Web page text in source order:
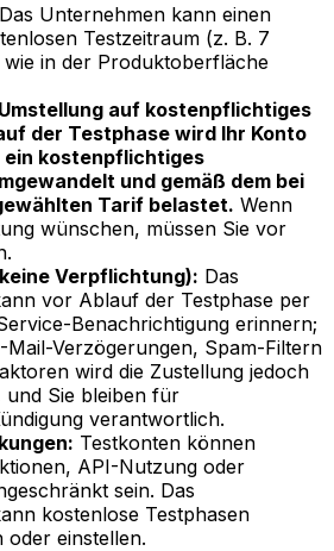
Das Unternehmen kann einen
Testzeitraum (z. B. 7
wie in der Produktoberfläche
auf kostenpflichtiges
der Testphase wird Ihr Konto
kostenpflichtiges
und gemäß dem bei
Tarif belastet. Wenn
wünschen, müssen Sie vor
Verpflichtung): Das
vor Ablauf der Testphase per
Benachrichtigung erinnern;
Verzögerungen, Spam-Filtern
wird die Zustellung jedoch
und Sie bleiben für
verantwortlich.
Testkonten können
API-Nutzung oder
sein. Das
kostenlose Testphasen
oder einstellen.